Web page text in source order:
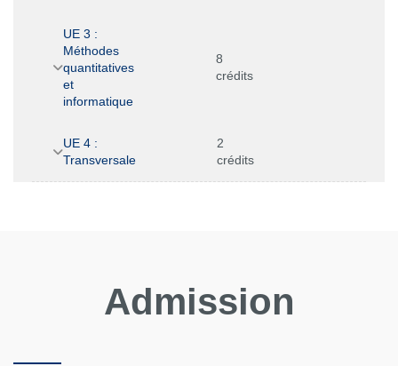
UE 3 :
Méthodes
quantitatives
et
informatique
8
crédits
UE 4 :
Transversale
2
crédits
Admission